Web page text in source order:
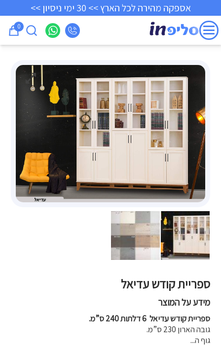
אספקה מהירה לכל הארץ >> 30 ימי ניסיון >>
0
ספריית קודש עדיאל
מידע על המוצר
ספריית קודש עדיאל 6 דלתות 240 ס”מ.
גובה הארון 230 ס”מ.
גוף ה...